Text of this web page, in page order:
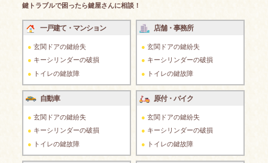
鍵トラブルで困ったら鍵屋さんに相談！
一戸建て・マンション
玄関ドアの鍵紛失
キーシリンダーの破損
トイレの鍵故障
店舗・事務所
玄関ドアの鍵紛失
キーシリンダーの破損
トイレの鍵故障
自動車
玄関ドアの鍵紛失
キーシリンダーの破損
トイレの鍵故障
原付・バイク
玄関ドアの鍵紛失
キーシリンダーの破損
トイレの鍵故障